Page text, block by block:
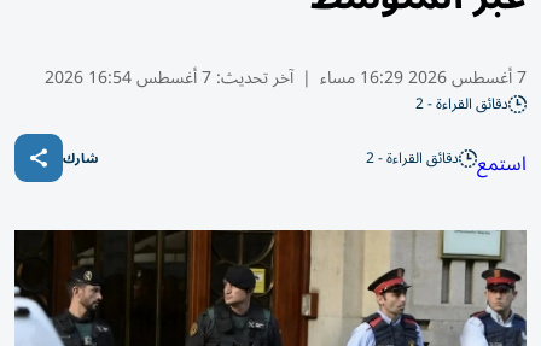
7 أغسطس 2026 16:29 مساء | آخر تحديث:7 أغسطس 16:54 2026
دقائق القراءة - 2
استمع دقائق القراءة - 2 شارك